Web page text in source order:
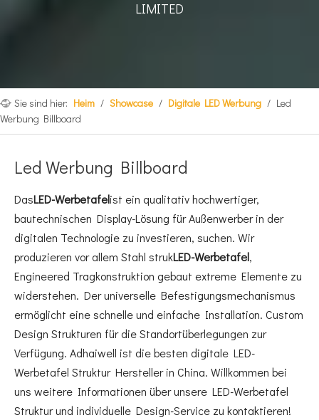
LIMITED
Sie sind hier: Heim / Showcase / Digitale LED Werbung / Led
Werbung Billboard
Led Werbung Billboard
DasLED-Werbetafelist ein qualitativ hochwertiger,
bautechnischen Display-Lösung für Außenwerber in der
digitalen Technologie zu investieren, suchen. Wir
produzieren vor allem Stahl strukLED-Werbetafel,
Engineered Tragkonstruktion gebaut extreme Elemente zu
widerstehen. Der universelle Befestigungsmechanismus
ermöglicht eine schnelle und einfache Installation. Custom
Design Strukturen für die Standortüberlegungen zur
Verfügung. Adhaiwell ist die besten digitale LED-
Werbetafel Struktur Hersteller in China. Willkommen bei
uns weitere Informationen über unsere LED-Werbetafel
Struktur und individuelle Design-Service zu kontaktieren!